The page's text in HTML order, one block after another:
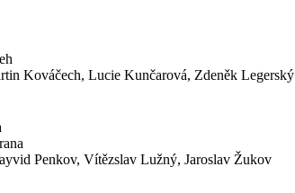
Kováčech, Lucie Kunčarová, Zdeněk Legerský
Penkov, Vítězslav Lužný, Jaroslav Žukov